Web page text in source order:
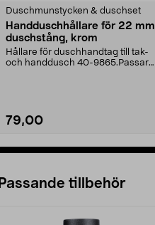
Duschmunstycken & duschset
Handduschhållare för 22 mm
duschstång, krom
Hållare för duschhandtag till tak-
och handdusch 40-9865.Passar
79,00
Passande tillbehör